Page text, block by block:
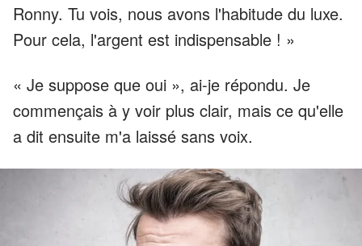
Ronny. Tu vois, nous avons l'habitude du luxe.
Pour cela, l'argent est indispensable ! »
« Je suppose que oui », ai-je répondu. Je
commençais à y voir plus clair, mais ce qu'elle
a dit ensuite m'a laissé sans voix.